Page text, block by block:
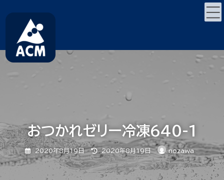
キ
ゲ
に
移
おつかれゼリー冷凍640-1
2020年8月19日
最
終
更
新
日
時
2020年8月19日 nozawa